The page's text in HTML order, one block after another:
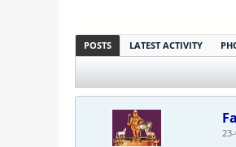
POSTS LATEST ACTIVITY